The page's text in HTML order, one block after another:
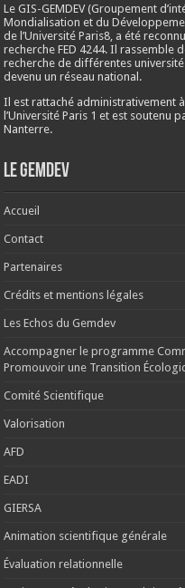
Le GIS-GEMDEV (Groupement
Mondialisation et du
de l’Université Paris8, a été
recherche FED 4244. Il rassemble
recherche de différentes
devenu un réseau national.
Il est rattaché administrativement
l’Université Paris 1 et est soutenu
Nanterre.
Le Gemdev
Accueil
Contact
Partenaires
Crédits et mentions légales
Les Echos du Gemdev
Accompagner le programme
Promouvoir une Transition
Comité Scientifique
Valorisation
AFD
EADI
GIERSA
Animation scientifique générale
Évaluation relationnelle